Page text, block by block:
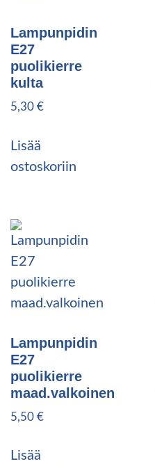
Lampunpidin
E27
puolikierre
kulta
5,30 €
Lisää
ostoskoriin
Lampunpidin
E27
puolikierre
maad.valkoinen
5,50 €
Lisää